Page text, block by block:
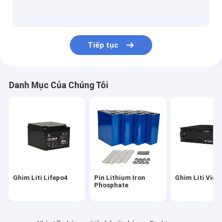
Ghim Liti Hàng hải
Ghim đèn đường năng lượng mặt trời
Tiếp tục
Danh Mục Của Chúng Tôi
Ghim Liti Lifepo4
Pin Lithium Iron
Phosphate
Ghim Liti Viễn